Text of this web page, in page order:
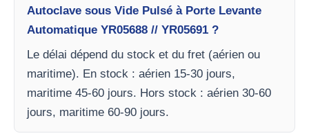
Autoclave sous Vide Pulsé à Porte Levante
Automatique YR05688 // YR05691 ?
Le délai dépend du stock et du fret (aérien ou
maritime). En stock : aérien 15-30 jours,
maritime 45-60 jours. Hors stock : aérien 30-60
jours, maritime 60-90 jours.